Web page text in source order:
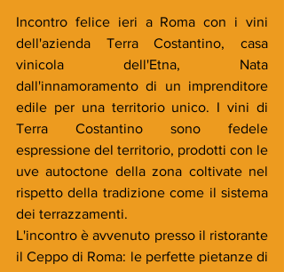
Incontro felice ieri a Roma con i vini
dell'azienda Terra Costantino, casa
vinicola dell'Etna, Nata
dall'innamoramento di un imprenditore
edile per una territorio unico. I vini di
Terra Costantino sono fedele
espressione del territorio, prodotti con le
uve autoctone della zona coltivate nel
rispetto della tradizione come il sistema
dei terrazzamenti.
L'incontro è avvenuto presso il ristorante
il Ceppo di Roma: le perfette pietanze di